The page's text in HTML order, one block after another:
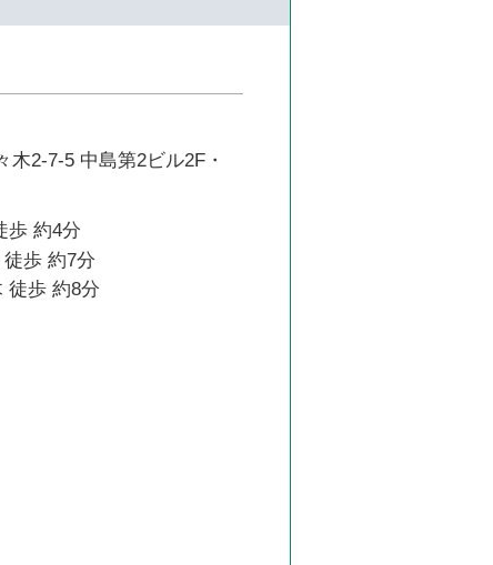
木2-7-5 中島第2ビル2F・
歩 約4分
歩 約7分
徒歩 約8分